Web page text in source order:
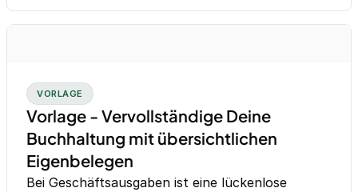
VORLAGE
Vorlage - Vervollständige Deine
Buchhaltung mit übersichtlichen
Eigenbelegen
Bei Geschäftsausgaben ist eine lückenlose